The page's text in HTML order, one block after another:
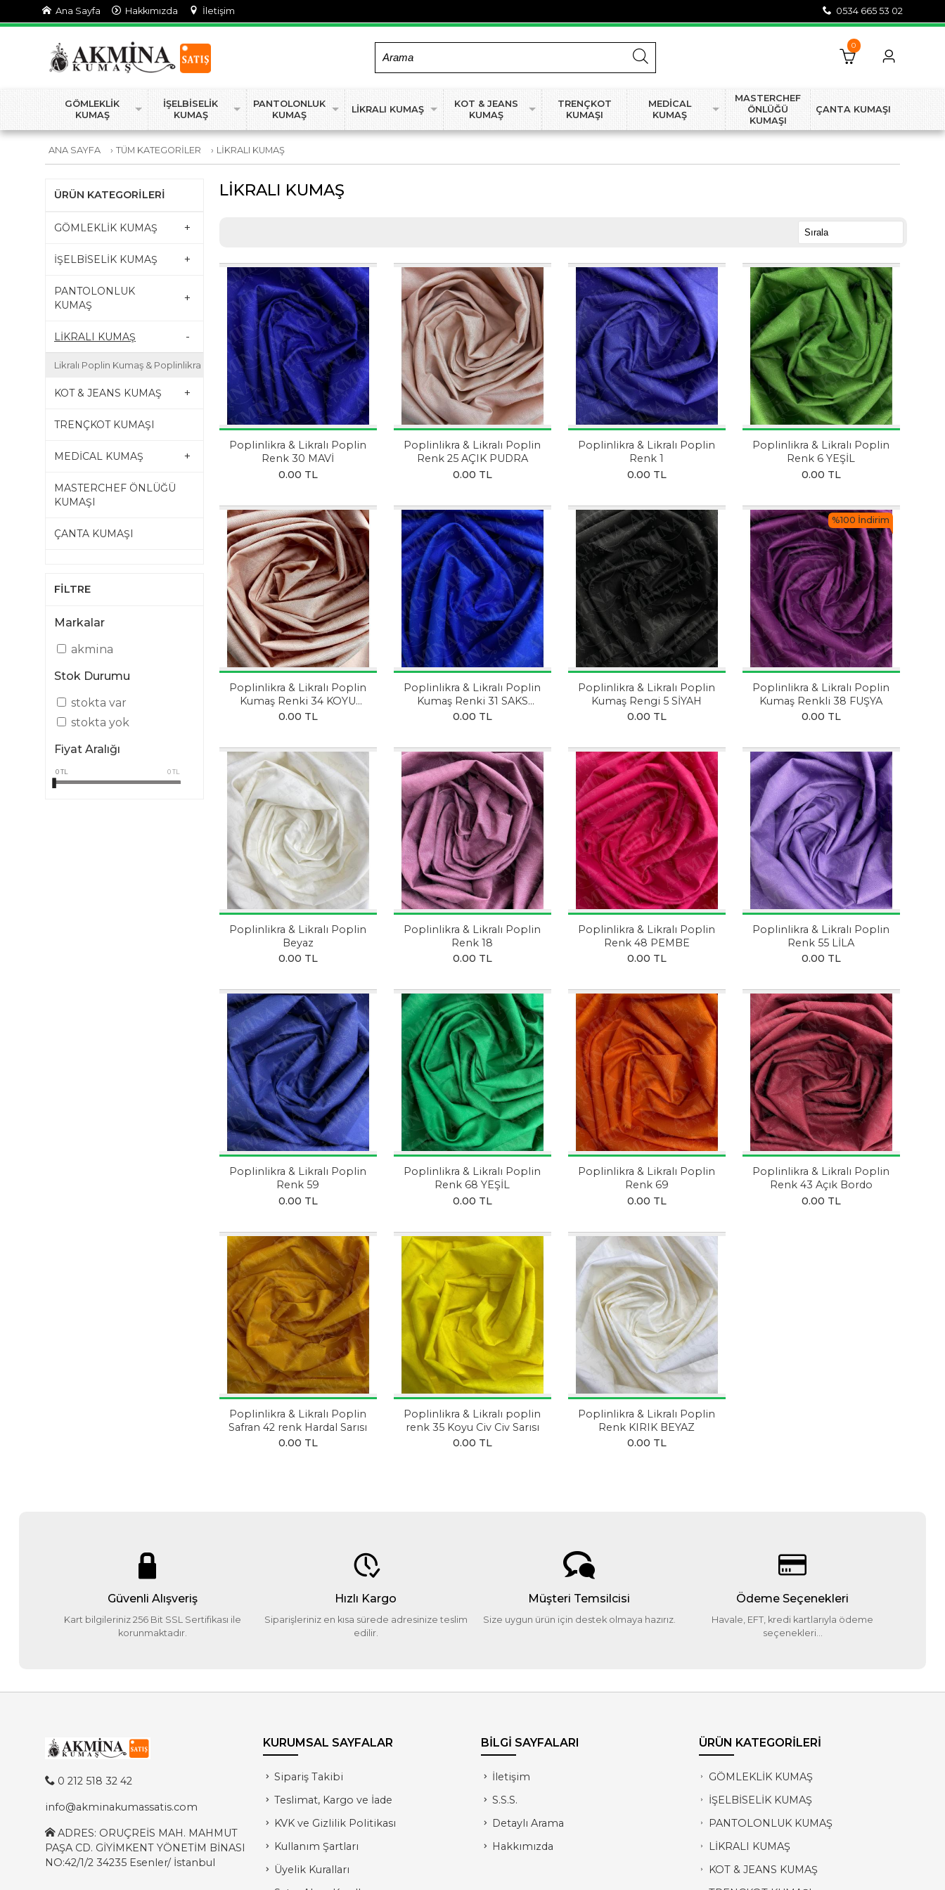
Ana Sayfa Hakkımızda İletişim 0534 665 53 02
0
GÖMLEKLİK
KUMAŞ
İŞELBİSELİK
KUMAŞ
PANTOLONLUK
KUMAŞ
LİKRALI KUMAŞ
KOT & JEANS
KUMAŞ
TRENÇKOT
KUMAŞI
MEDİCAL
KUMAŞ
MASTERCHEF
ÖNLÜĞÜ
KUMAŞI
ÇANTA KUMAŞI
ANA SAYFA › TÜM KATEGORİLER › LİKRALI KUMAŞ
ÜRÜN KATEGORİLERİ
GÖMLEKLİK KUMAŞ +
İŞELBİSELİK KUMAŞ +
PANTOLONLUK
KUMAŞ
+
LİKRALI KUMAŞ -
Likralı Poplin Kumaş & Poplinlikra
KOT & JEANS KUMAŞ +
TRENÇKOT KUMAŞI
MEDİCAL KUMAŞ +
MASTERCHEF ÖNLÜĞÜ
KUMAŞI
ÇANTA KUMAŞI
FİLTRE
Markalar
akmina
Stok Durumu
stokta var
stokta yok
Fiyat Aralığı
0TL
0TL
LİKRALI KUMAŞ
Poplinlikra & Likralı Poplin
Renk 30 MAVİ
0.00 TL
Poplinlikra & Likralı Poplin
Renk 25 AÇIK PUDRA
0.00 TL
Poplinlikra & Likralı Poplin
Renk 1
0.00 TL
Poplinlikra & Likralı Poplin
Renk 6 YEŞİL
0.00 TL
Poplinlikra & Likralı Poplin
Kumaş Renki 34 KOYU
PUDRA
0.00 TL
Poplinlikra & Likralı Poplin
Kumaş Renki 31 SAKS
MAVİSİ
0.00 TL
Poplinlikra & Likralı Poplin
Kumaş Rengi 5 SİYAH
0.00 TL
%100 İndirim
Poplinlikra & Likralı Poplin
Kumaş Renkli 38 FUŞYA
0.00 TL
Poplinlikra & Likralı Poplin
Beyaz
0.00 TL
Poplinlikra & Likralı Poplin
Renk 18
0.00 TL
Poplinlikra & Likralı Poplin
Renk 48 PEMBE
0.00 TL
Poplinlikra & Likralı Poplin
Renk 55 LİLA
0.00 TL
Poplinlikra & Likralı Poplin
Renk 59
0.00 TL
Poplinlikra & Likralı Poplin
Renk 68 YEŞİL
0.00 TL
Poplinlikra & Likralı Poplin
Renk 69
0.00 TL
Poplinlikra & Likralı Poplin
Renk 43 Açık Bordo
0.00 TL
Poplinlikra & Likralı Poplin
Safran 42 renk Hardal Sarısı
0.00 TL
Poplinlikra & Likralı poplin
renk 35 Koyu Civ Civ Sarısı
0.00 TL
Poplinlikra & Likralı Poplin
Renk KIRIK BEYAZ
0.00 TL
Güvenli Alışveriş
Kart bilgileriniz 256 Bit SSL Sertifikası ile
korunmaktadır.
Hızlı Kargo
Siparişleriniz en kısa sürede adresinize teslim
edilir.
Müşteri Temsilcisi
Size uygun ürün için destek olmaya hazırız.
Ödeme Seçenekleri
Havale, EFT, kredi kartlarıyla ödeme
seçenekleri...
0 212 518 32 42
info@akminakumassatis.com
ADRES: ORUÇREİS MAH. MAHMUT
PAŞA CD. GİYİMKENT YÖNETİM BİNASI
NO:42/1/2 34235 Esenler/ İstanbul
KURUMSAL SAYFALAR
Sipariş Takibi
Teslimat, Kargo ve İade
KVK ve Gizlilik Politikası
Kullanım Şartları
Üyelik Kuralları
BİLGİ SAYFALARI
İletişim
S.S.S.
Detaylı Arama
Hakkımızda
ÜRÜN KATEGORİLERİ
GÖMLEKLİK KUMAŞ
İŞELBİSELİK KUMAŞ
PANTOLONLUK KUMAŞ
LİKRALI KUMAŞ
KOT & JEANS KUMAŞ